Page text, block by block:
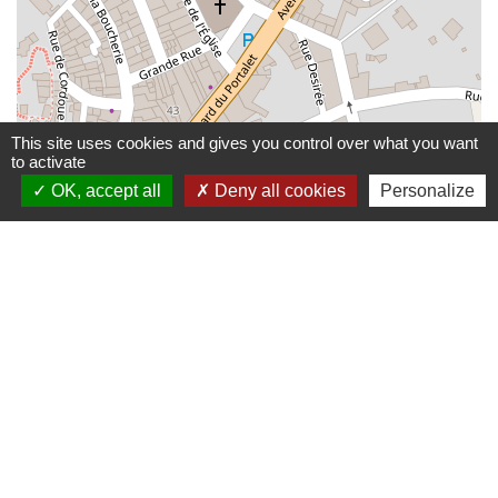
Leaflet
© OpenStreetMap
This site uses cookies and gives you control over what you want
to activate
OK, accept all
Deny all cookies Personalize